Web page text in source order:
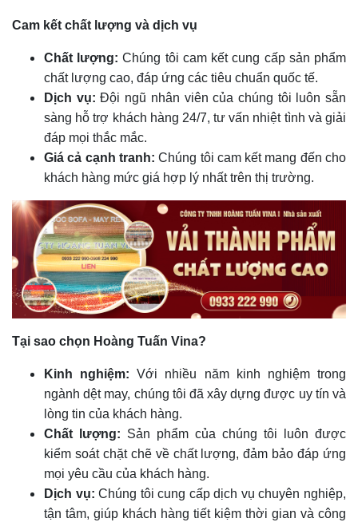
Cam kết chất lượng và dịch vụ
Chất lượng: Chúng tôi cam kết cung cấp sản phẩm
chất lượng cao, đáp ứng các tiêu chuẩn quốc tế.
Dịch vụ: Đội ngũ nhân viên của chúng tôi luôn sẵn
sàng hỗ trợ khách hàng 24/7, tư vấn nhiệt tình và giải
đáp mọi thắc mắc.
Giá cả cạnh tranh: Chúng tôi cam kết mang đến cho
khách hàng mức giá hợp lý nhất trên thị trường.
Tại sao chọn Hoàng Tuấn Vina?
Kinh nghiệm: Với nhiều năm kinh nghiệm trong
ngành dệt may, chúng tôi đã xây dựng được uy tín và
lòng tin của khách hàng.
Chất lượng: Sản phẩm của chúng tôi luôn được
kiểm soát chặt chẽ về chất lượng, đảm bảo đáp ứng
mọi yêu cầu của khách hàng.
Dịch vụ: Chúng tôi cung cấp dịch vụ chuyên nghiệp,
tận tâm, giúp khách hàng tiết kiệm thời gian và công